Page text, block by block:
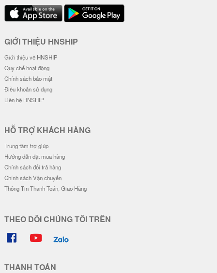
Ốp Lưng IMD Chống Sốc - Mẫu G
engar
Đơn giá
Số lượng
28.000 đ
26.000 đ
20-49
24.000 đ
50-100